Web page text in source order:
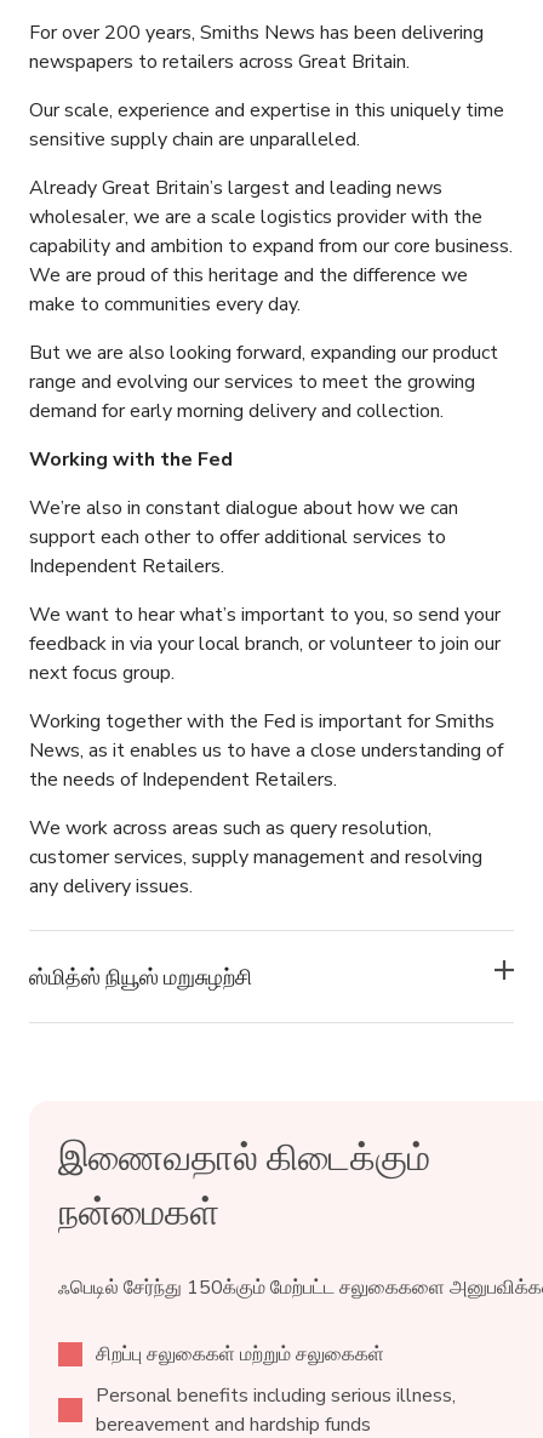
For over 200 years, Smiths News has been delivering
newspapers to retailers across Great Britain.
Our scale, experience and expertise in this uniquely time
sensitive supply chain are unparalleled.
Already Great Britain’s largest and leading news
wholesaler, we are a scale logistics provider with the
capability and ambition to expand from our core business.
We are proud of this heritage and the difference we
make to communities every day.
But we are also looking forward, expanding our product
range and evolving our services to meet the growing
demand for early morning delivery and collection.
Working with the Fed
We’re also in constant dialogue about how we can
support each other to offer additional services to
Independent Retailers.
We want to hear what’s important to you, so send your
feedback in via your local branch, or volunteer to join our
next focus group.
Working together with the Fed is important for Smiths
News, as it enables us to have a close understanding of
the needs of Independent Retailers.
We work across areas such as query resolution,
customer services, supply management and resolving
any delivery issues.
ஸ்மித்ஸ் நியூஸ் மறுசுழற்சி
இணைவதால் கிடைக்கும்
நன்மைகள்
ஃபெடில் சேர்ந்து 150க்கும் மேற்பட்ட சலுகைகளை
சிறப்பு சலுகைகள் மற்றும் சலுகைகள்
Personal benefits including serious illness,
bereavement and hardship funds